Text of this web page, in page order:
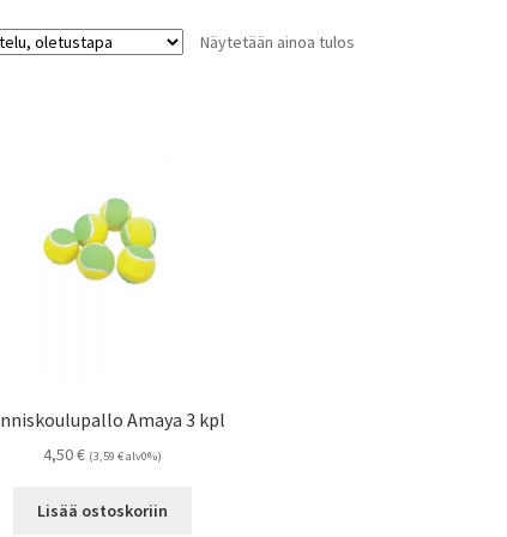
Näytetään ainoa tulos
Amaya 3 kpl
4,50€ (3,59 €alv0%)
Lisää ostoskoriin